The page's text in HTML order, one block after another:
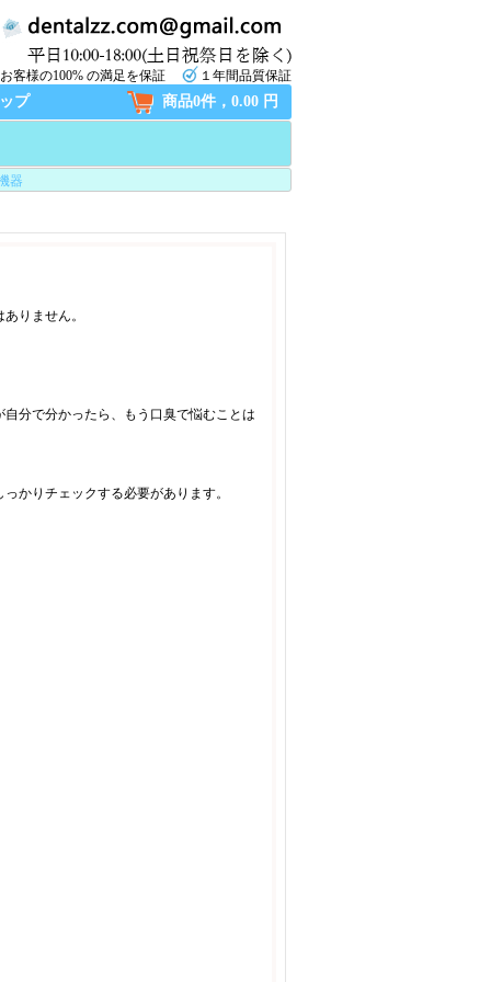
お客様の100% の満足を保証 １年間品質保証
プ 商品0件，0.00 円
器
りません。
分で分かったら、もう口臭で悩むことは
かりチェックする必要があります。